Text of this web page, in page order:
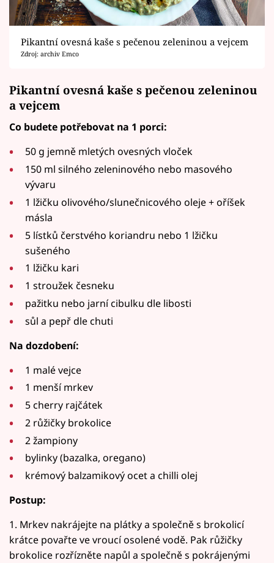
Pikantní ovesná kaše s pečenou zeleninou a vejcem
Zdroj: archiv Emco
Pikantní ovesná kaše s pečenou zeleninou
a vejcem
Co budete potřebovat na 1 porci:
50 g jemně mletých ovesných vloček
150 ml silného zeleninového nebo masového
vývaru
1 lžičku olivového/slunečnicového oleje + oříšek
másla
5 lístků čerstvého koriandru nebo 1 lžičku
sušeného
1 lžičku kari
1 stroužek česneku
pažitku nebo jarní cibulku dle libosti
sůl a pepř dle chuti
Na dozdobení:
1 malé vejce
1 menší mrkev
5 cherry rajčátek
2 růžičky brokolice
2 žampiony
bylinky (bazalka, oregano)
krémový balzamikový ocet a chilli olej
Postup:
1. Mrkev nakrájejte na plátky a společně s brokolicí
krátce povařte ve vroucí osolené vodě. Pak růžičky
brokolice rozřízněte napůl a společně s pokrájenými